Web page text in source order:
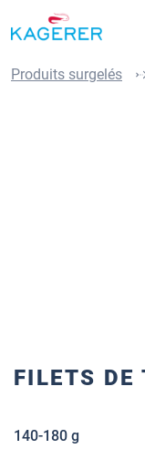
principal
Produits surgelés
FILETS
140-180 g